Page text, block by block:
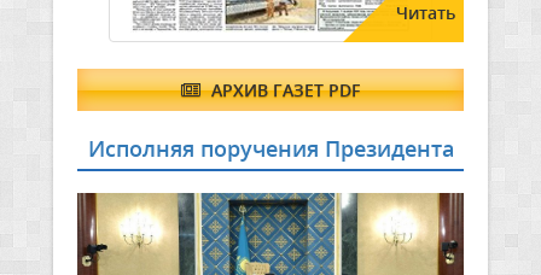
Читать
АРХИВ ГАЗЕТ PDF
Исполняя поручения Президента